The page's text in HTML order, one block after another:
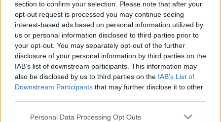
section to confirm your selection. Please note that after your
opt-out request is processed you may continue seeing
interest-based ads based on personal information utilized by
us or personal information disclosed to third parties prior to
your opt-out. You may separately opt-out of the further
disclosure of your personal information by third parties on the
IAB’s list of downstream participants. This information may
also be disclosed by us to third parties on the IAB’s List of
Downstream Participants that may further disclose it to other
Personal Data Processing Opt Outs
en app o en dator för felsökning
Att använda en checklista, information från
sömniga ViB eller stöd i form utav en kunnig
kamrat är ett tidigare vanligt sätt, nuförtiden finns
det andra vägar man kan gå.
Du minns som när du tipsade om Google AI för att
felsöka en XLR, men det kanske bara är smart att
använda datorer när du föreslår det? Där ansåg du
att "man är bra dum i huvudet" om man inte
använder de digitala hjälpmedel som finns.